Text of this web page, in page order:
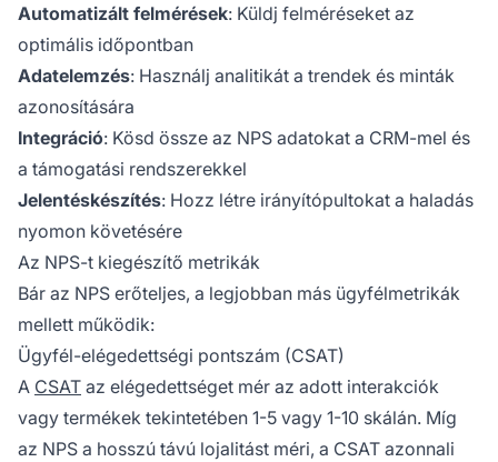
Automatizált felmérések: Küldj felméréseket az
optimális időpontban
Adatelemzés: Használj analitikát a trendek és minták
azonosítására
Integráció: Kösd össze az NPS adatokat a CRM-mel és
a támogatási rendszerekkel
Jelentéskészítés: Hozz létre irányítópultokat a haladás
nyomon követésére
Az NPS-t kiegészítő metrikák
Bár az NPS erőteljes, a legjobban más ügyfélmetrikák
mellett működik:
Ügyfél-elégedettségi pontszám (CSAT)
A CSAT az elégedettséget mér az adott interakciók
vagy termékek tekintetében 1-5 vagy 1-10 skálán. Míg
az NPS a hosszú távú lojalitást méri, a CSAT azonnali